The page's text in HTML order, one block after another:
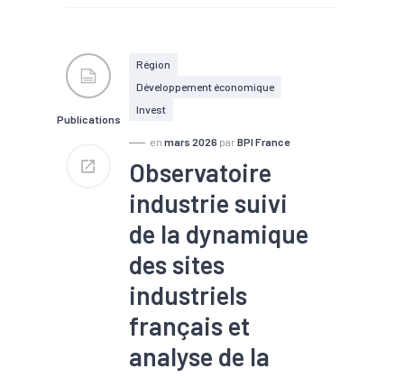
Publications
Région
Développement économique
Invest
en mars 2026 par BPI France
Observatoire
industrie suivi
de la dynamique
des sites
industriels
français et
analyse de la